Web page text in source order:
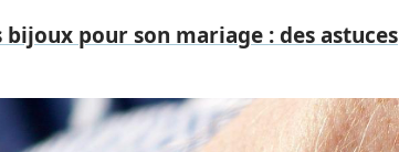
pour son mariage : des astuces